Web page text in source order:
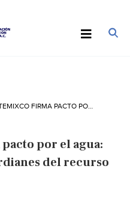
por el agua:
del recurso